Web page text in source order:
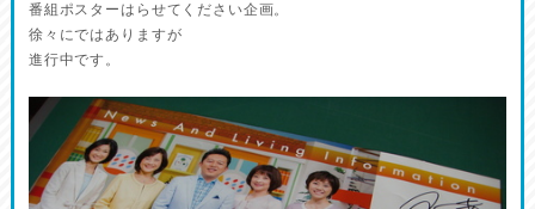
番組ポスターはらせてください企画。
徐々にではありますが
進行中です。